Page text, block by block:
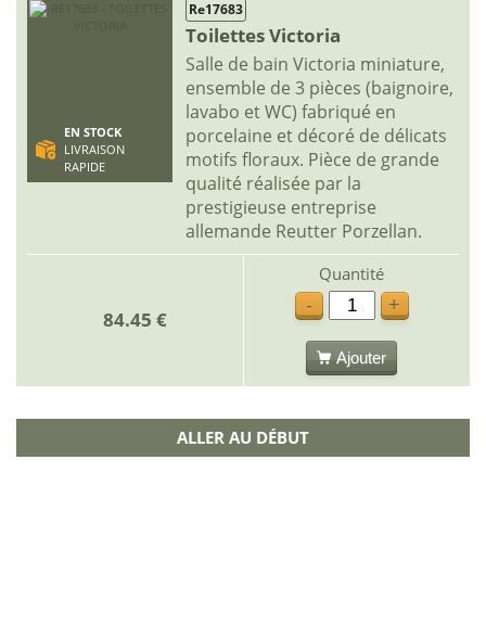
EN STOCK
LIVRAISON
RAPIDE
Re17683
Toilettes Victoria
Salle de bain Victoria miniature,
ensemble de 3 pièces (baignoire,
lavabo et WC) fabriqué en
porcelaine et décoré de délicats
motifs floraux. Pièce de grande
qualité réalisée par la
prestigieuse entreprise
allemande Reutter Porzellan.
84.45 €
Quantité
-
+
Ajouter
ALLER AU DÉBUT